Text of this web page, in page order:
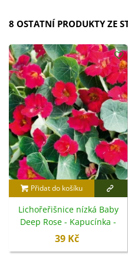
8 OSTATNÍ PRODUKTY ZE
Přidat do košíku
Lichořeřišnice nízká Baby
Deep Rose - Kapucínka -
Tropaeolum minus -
39 Kč